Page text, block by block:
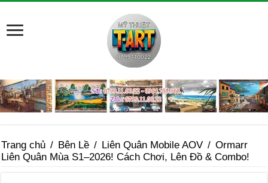
Trang chủ / Bên Lề / Liên Quân Mobile AOV / Ormarr
Liên Quân Mùa S1–2026! Cách Chơi, Lên Đồ & Combo!